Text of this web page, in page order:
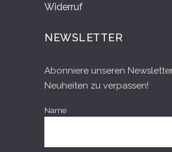
Widerruf
NEWSLETTER
Abonniere unseren
Neuheiten zu verpassen!
Name